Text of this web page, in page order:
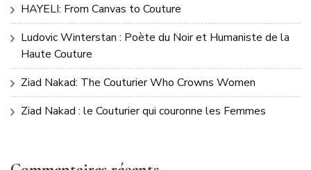
HAYELI: From Canvas to Couture
Ludovic Winterstan : Poète du Noir et Humaniste de la
Haute Couture
Ziad Nakad: The Couturier Who Crowns Women
Ziad Nakad : le Couturier qui couronne les Femmes